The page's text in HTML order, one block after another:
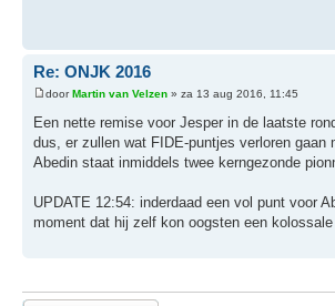
Re: ONJK 2016
doorMartin van Velzen » za 13 aug 2016, 11:45
Een nette remise voor Jesper in de laatste
dus, er zullen wat FIDE-puntjes verloren
Abedin staat inmiddels twee kerngezonde
UPDATE 12:54: inderdaad een vol punt voor
moment dat hij zelf kon oogsten een